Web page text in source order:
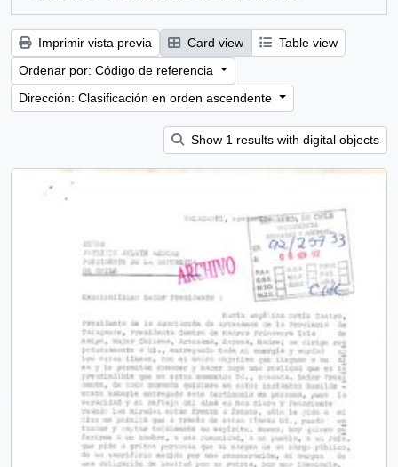
Imprimir vista previa Card view
Table view
Ordenar por: Código de referencia
Dirección: Clasificación en orden ascendente
Show 1 results with digital objects